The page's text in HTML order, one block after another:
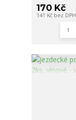
170 Kč
141 Kč bez DPH